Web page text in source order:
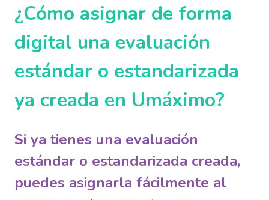
¿Cómo asignar de forma
digital una evaluación
estándar o estandarizada
ya creada en Umáximo?
Si ya tienes una evaluación
estándar o estandarizada creada,
puedes asignarla fácilmente al